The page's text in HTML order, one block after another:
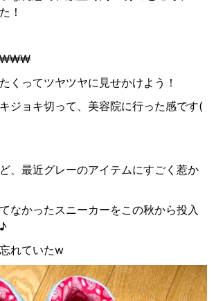
！
₩₩₩
くってツヤツヤに見せかけよう！
ジョキ切って、美容院に行った感です(
、最近グレーのアイテムにすごく惹か
なかったスニーカーをこの秋から投入
れていたw